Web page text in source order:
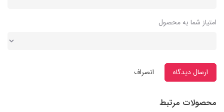
امتیاز شما به محصول
ارسال دیدگاه انصراف
محصولات مرتبط